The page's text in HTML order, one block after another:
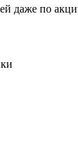
даже по